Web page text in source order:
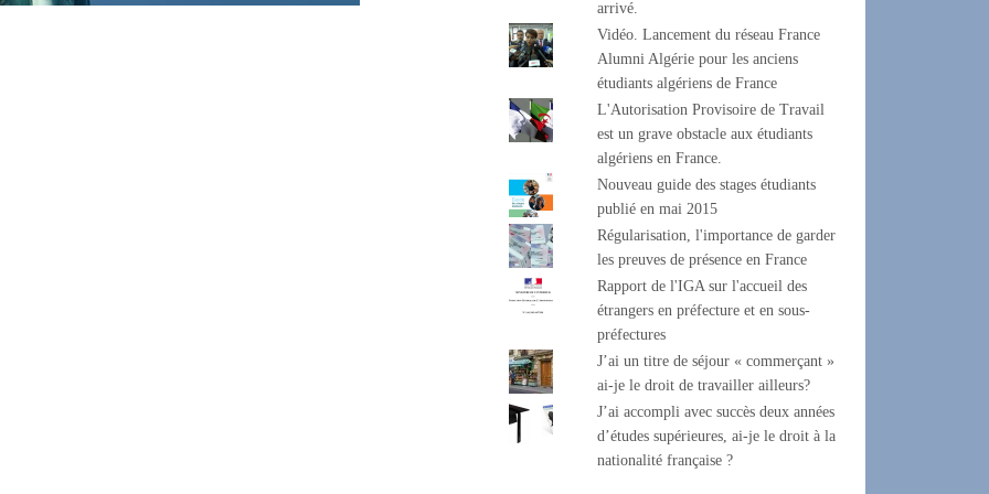
arrivé.
Vidéo. Lancement du réseau France
Alumni Algérie pour les anciens
étudiants algériens de France
L'Autorisation Provisoire de Travail
est un grave obstacle aux étudiants
algériens en France.
Nouveau guide des stages étudiants
publié en mai 2015
Régularisation, l'importance de garder
les preuves de présence en France
Rapport de l'IGA sur l'accueil des
étrangers en préfecture et en sous-
préfectures
J’ai un titre de séjour « commerçant »
ai-je le droit de travailler ailleurs?
J’ai accompli avec succès deux années
d’études supérieures, ai-je le droit à la
nationalité française ?